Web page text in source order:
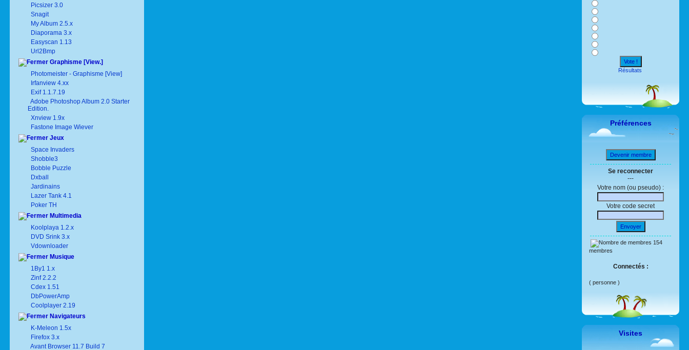
Picsizer 3.0
Snagit
My Album 2.5.x
Diaporama 3.x
Easyscan 1.13
Url2Bmp
Graphisme [View.]
Photomeister - Graphisme [View]
Irfanview 4.xx
Exif 1.1.7.19
Adobe Photoshop Album 2.0 Starter
Edition.
Xnview 1.9x
Fastone Image Wiever
Jeux
Space Invaders
Shobble3
Bobble Puzzle
Dxball
Jardinains
Lazer Tank 4.1
Poker TH
Multimedia
Koolplaya 1.2.x
DVD Srink 3.x
Vdownloader
Musique
1By1 1.x
Zinf 2.2.2
Cdex 1.51
DbPowerAmp
Coolplayer 2.19
Navigateurs
K-Meleon 1.5x
Firefox 3.x
Avant Browser 11.7 Build 7
Vote !
Résultats
Préférences
Devenir membre
Se reconnecter
---
Votre nom (ou pseudo) :
Votre code secret
Envoyer
154
membres
Connectés :
( personne )
Visites